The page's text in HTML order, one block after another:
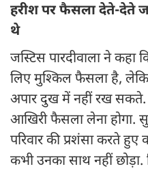
हरीश पर फैसला देते-देते
थे
जस्टिस पारदीवाला ने
लिए मुश्किल फैसला है,
अपार दुख में नहीं रख
आखिरी फैसला लेना होगा.
परिवार की प्रशंसा करते हुए
कभी उनका साथ नहीं